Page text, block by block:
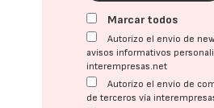
Marcar todos
Autorizo el envío de
avisos informativos
interempresas.net
Autorizo el envío de
de terceros vía